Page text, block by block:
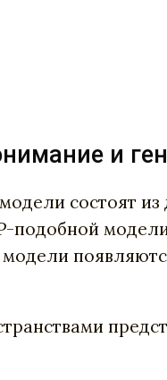
и
состоят из
подобной